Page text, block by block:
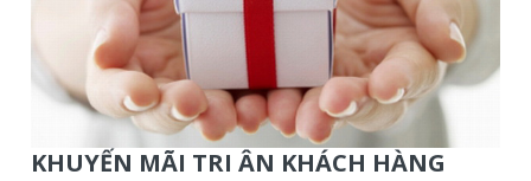
KHUYẾN MÃI TRI ÂN KHÁCH HÀNG